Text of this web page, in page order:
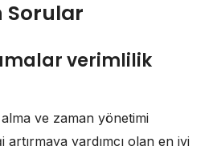
Sorular
verimlilik
ve zaman yönetimi
artırmaya yardımcı olan en iyi